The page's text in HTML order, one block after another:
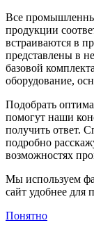
Все
продукции
встраиваются в
представлены в
базовой
оборудование,
Подобрать
помогут наши
получить ответ.
подробно
возможностях
Мы используем
сайт удобнее для
Понятно